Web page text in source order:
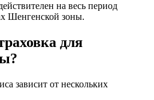
на весь период
Шенгенской зоны.
для
зависит от нескольких